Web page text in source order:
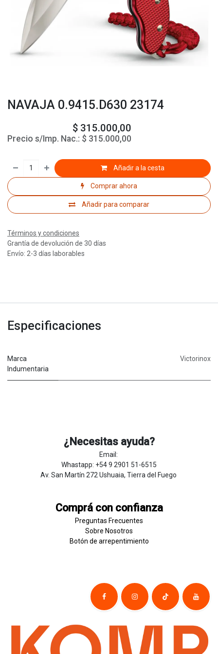
NAVAJA 0.9415.D630 23174
$ 315.000,00
Precio s/Imp. Nac.: $ 315.000,00
Añadir a la cesta
Comprar ahora
Añadir para comparar
Términos y condiciones
Grantía de devolución de 30 días
Envío: 2-3 días laborables
Especificaciones
Marca
Indumentaria
Victorinox
¿Necesitas ayuda?
Email:
Whastapp: +54 9 2901 51-6515
Av. San Martín 272 Ushuaia, Tierra del Fuego
Comprá con confianza
Preguntas Frecuentes
Sobre Nosotros
Botón de ​arrepentim​​​iento